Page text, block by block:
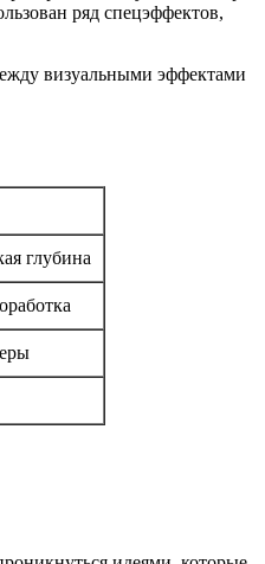
ряд спецэффектов,
визуальными эффектами
глубина